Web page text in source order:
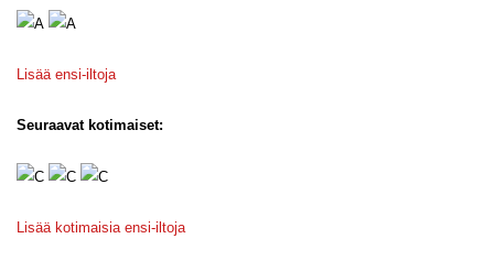
Lisää ensi-iltoja
Seuraavat kotimaiset:
Lisää kotimaisia ensi-iltoja